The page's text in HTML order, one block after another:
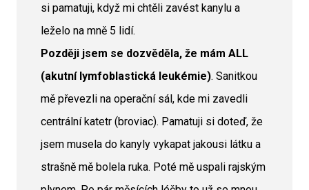
si pamatuji, když mi chtěli zavést kanylu a
leželo na mně 5 lidí.
Později jsem se dozvěděla, že mám ALL
(akutní lymfoblastická leukémie). Sanitkou
mě převezli na operační sál, kde mi zavedli
centrální katetr (broviac). Pamatuji si doteď, že
jsem musela do kanyly vykapat jakousi látku a
strašně mě bolela ruka. Poté mě uspali rajským